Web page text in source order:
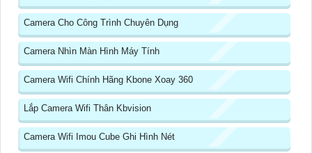
Camera Cho Công Trình Chuyên Dụng
Camera Nhìn Màn Hình Máy Tính
Camera Wifi Chính Hãng Kbone Xoay 360
Lắp Camera Wifi Thân Kbvision
Camera Wifi Imou Cube Ghi Hình Nét